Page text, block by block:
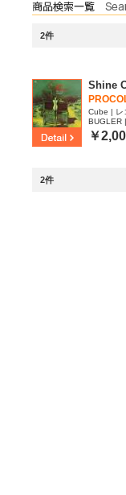
2件
Shine
Cube | レ
BUGLER
￥
2件